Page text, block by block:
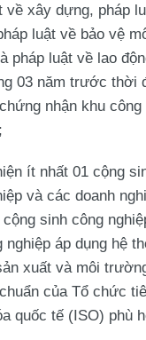
về xây dựng, pháp
luật về bảo vệ
pháp luật về lao
03 năm trước thời
nhận khu công
ít nhất 01 cộng
và các doanh
sinh công
nghiệp áp dụng hệ
xuất và môi
của Tổ chức
quốc tế (ISO) phù